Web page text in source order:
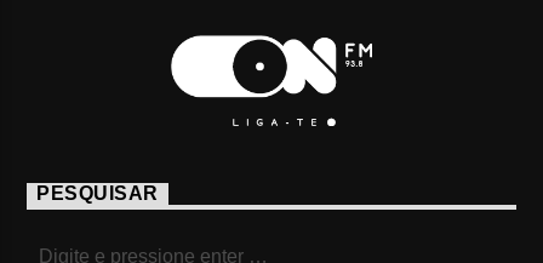
PESQUISAR